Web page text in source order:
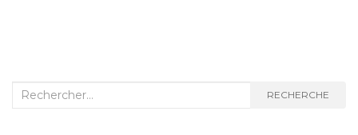
Recherche
RECHERCHE